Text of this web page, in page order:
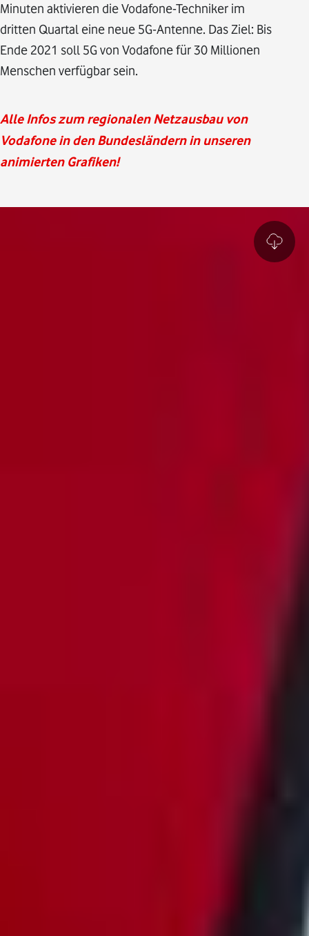
Minuten aktivieren die Vodafone-Techniker im
dritten Quartal eine neue 5G-Antenne. Das Ziel: Bis
Ende 2021 soll 5G von Vodafone für 30 Millionen
Menschen verfügbar sein.
Alle Infos zum regionalen Netzausbau von
Vodafone in den Bundesländern in unseren
animierten Grafiken!